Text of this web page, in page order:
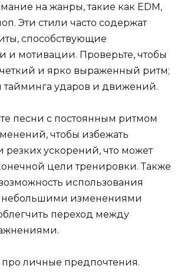
на жанры, такие как EDM,
Эти стили часто содержат
способствующие
и мотивации. Проверьте, чтобы
и ярко выраженный ритм;
тайминга ударов и движений.
песни с постоянным ритмом
чтобы избежать
ускорений, что может
цели тренировки. Также
использования
небольшими изменениями
переход между
про личные предпочтения.